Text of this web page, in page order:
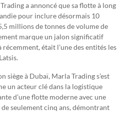
a annoncé que sa flotte à long
pour inclure désormais 10
millions de tonnes de volume de
marque un jalon significatif
récemment, était l’une des entités les
siège à Dubaï, Marla Trading s’est
un acteur clé dans la logistique
d’une flotte moderne avec une
de seulement cinq ans, démontrant